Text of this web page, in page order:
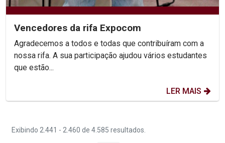
Vencedores da rifa Expocom
Agradecemos a todos e todas que contribuíram com a
nossa rifa. A sua participação ajudou vários estudantes
que estão...
LER MAIS
Exibindo 2.441 - 2.460 de 4.585 resultados.